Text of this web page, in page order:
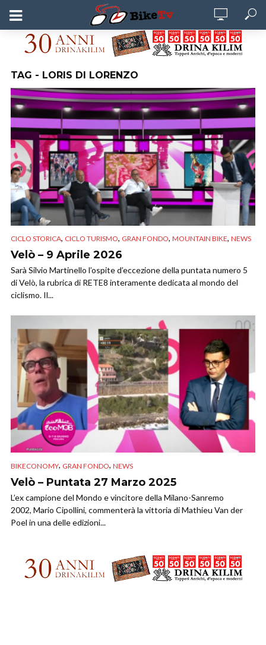
TAG - LORIS DI LORENZO
CICLO STORICA, CICLO TURISMO, GRAN FONDO, MOUNTAIN BIKE, NEWS
Velò – 9 Aprile 2026
Sarà Silvio Martinello l’ospite d’eccezione della puntata numero 5
di Velò, la rubrica di RETE8 interamente dedicata al mondo del
ciclismo. Il...
BIKECONOMY, GRAN FONDO, NEWS
Velò – Puntata 27 Marzo 2025
L’ex campione del Mondo e vincitore della Milano-Sanremo
2002, Mario Cipollini, commenterà la vittoria di Mathieu Van der
Poel in una delle edizioni...